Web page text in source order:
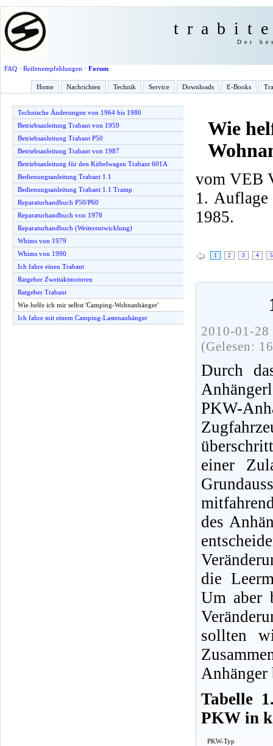
Der
FAQ· Reifenempfehlungen · Forum
Home Nachrichten Technik Service Downloads E-Books
Technische Änderungen von 1964 bis 1980
Betriebsanleitung Trabant von 1959
Betriebsanleitung Trabant P50
Betriebsanleitung Trabant von 1987
Betriebsanleitung für den Kübelwagen Trabant 601A
Bedienungsanleitung Trabant 1.1
Bedienungsanleitung Trabant 1.1 Tramp
Reparaturhandbuch P50/P60
Reparaturhandbuch von 1978
Reparaturhandbuch (Weiterentwicklung)
Whims von 1979
Whims von 1990
Ich fahre einen Trabant
Ratgeber Zweitaktmotoren
Ratgeber Trabant
Wie helfe ich mir selbst 'Camping-Wohnanhänger'
Ich fahre mit einem Camping-Lastenanhänger
Wie
vom VEB
1.
1985.
1 2 3 4 5
2010-01-
(Gelesen:
Durch
PKW-
einer
des
die
Um aber
sollten
Anhänger
Tabelle
PKW in
PKW-Typ